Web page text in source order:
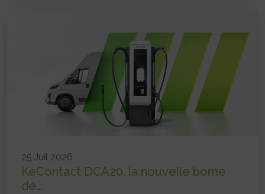
25 Juil 2026
KeContact DCA20, la nouvelle borne
de...